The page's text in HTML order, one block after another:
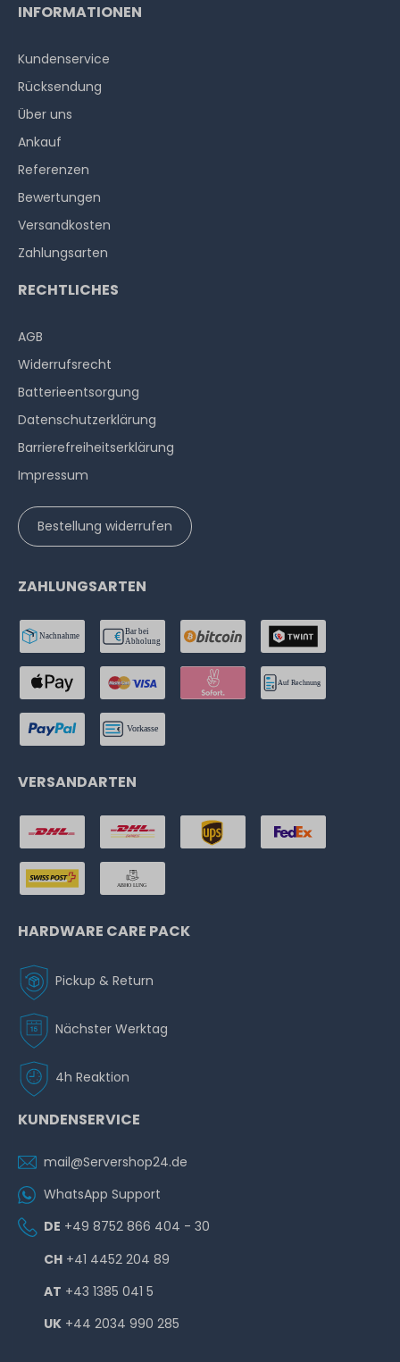
INFORMATIONEN
Kundenservice
Rücksendung
Über uns
Ankauf
Referenzen
Bewertungen
Versandkosten
Zahlungsarten
RECHTLICHES
AGB
Widerrufs­recht
Batterieentsorgung
Datenschutzerklärung
Barrierefreiheitserklärung
Impressum
Bestellung widerrufen
ZAHLUNGSARTEN
VERSANDARTEN
HARDWARE CARE PACK
Pickup & Return
Nächster Werktag
4h Reaktion
KUNDENSERVICE
mail@Servershop24.de
WhatsApp Support
DE +49 8752 866 404 - 30
CH +41 4452 204 89
AT +43 1385 041 5
UK +44 2034 990 285